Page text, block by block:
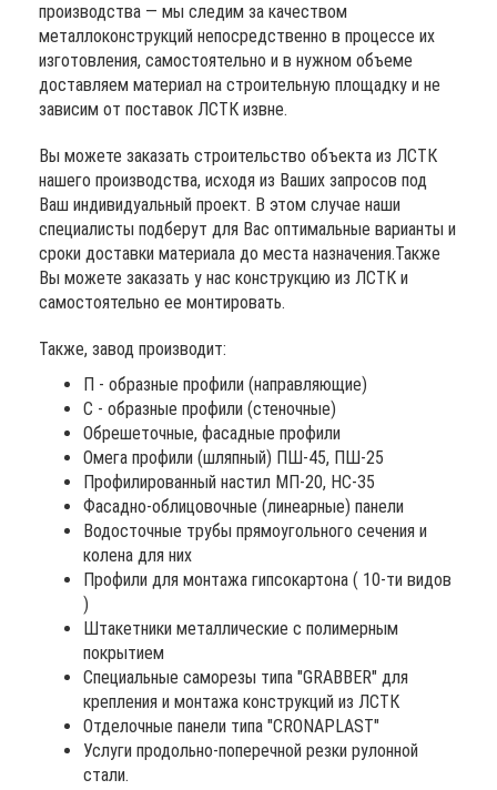
производства — мы следим за качеством
металлоконструкций непосредственно в процессе их
изготовления, самостоятельно и в нужном объеме
доставляем материал на строительную площадку и не
зависим от поставок ЛСТК извне.
Вы можете заказать строительство объекта из ЛСТК
нашего производства, исходя из Ваших запросов под
Ваш индивидуальный проект. В этом случае наши
специалисты подберут для Вас оптимальные варианты и
сроки доставки материала до места назначения.Также
Вы можете заказать у нас конструкцию из ЛСТК и
самостоятельно ее монтировать.
Также, завод производит:
П - образные профили (направляющие)
С - образные профили (стеночные)
Обрешеточные, фасадные профили
Омега профили (шляпный) ПШ-45, ПШ-25
Профилированный настил МП-20, НС-35
Фасадно-облицовочные (линеарные) панели
Водосточные трубы прямоугольного сечения и
колена для них
Профили для монтажа гипсокартона ( 10-ти видов
)
Штакетники металлические с полимерным
покрытием
Специальные саморезы типа "GRABBER" для
крепления и монтажа конструкций из ЛСТК
Отделочные панели типа "CRONAPLAST"
Услуги продольно-поперечной резки рулонной
стали.